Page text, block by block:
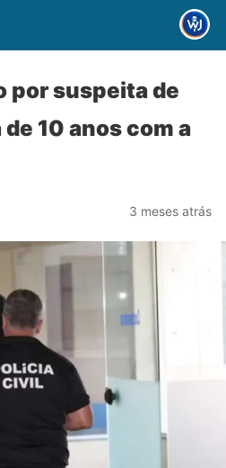
por suspeita de
10 anos com a
3 meses atrás